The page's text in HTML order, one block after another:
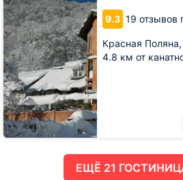
9.3 19 отзывов
Красная Поляна,
4.8 км от
ЕЩË 21